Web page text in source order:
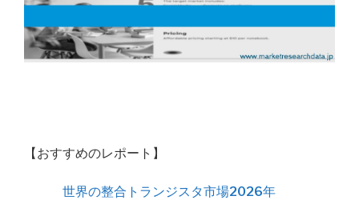
【おすすめのレポート】
世界の整合トランジスタ市場2026年